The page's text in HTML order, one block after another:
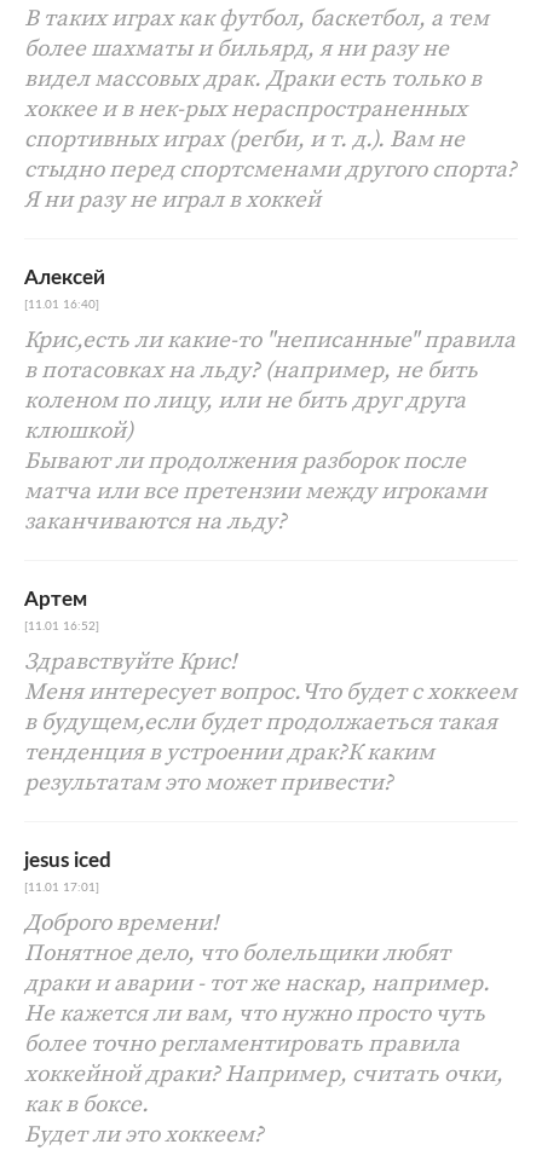
В таких играх как футбол, баскетбол, а тем
более шахматы и бильярд, я ни разу не
видел массовых драк. Драки есть только в
хоккее и в нек-рых нераспространенных
спортивных играх (регби, и т. д.). Вам не
стыдно перед спортсменами другого спорта?
Я ни разу не играл в хоккей
Алексей
[11.01 16:40]
Крис,есть ли какие-то "неписанные" правила
в потасовках на льду? (например, не бить
коленом по лицу, или не бить друг друга
клюшкой)
Бывают ли продолжения разборок после
матча или все претензии между игроками
заканчиваются на льду?
Артем
[11.01 16:52]
Здравствуйте Крис!
Меня интересует вопрос.Что будет с хоккеем
в будущем,если будет продолжаеться такая
тенденция в устроении драк?К каким
результатам это может привести?
jesus iced
[11.01 17:01]
Доброго времени!
Понятное дело, что болельщики любят
драки и аварии - тот же наскар, например.
Не кажется ли вам, что нужно просто чуть
более точно регламентировать правила
хоккейной драки? Например, считать очки,
как в боксе.
Будет ли это хоккеем?